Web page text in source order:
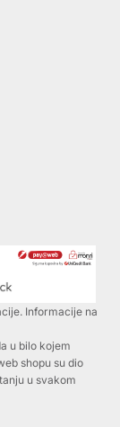
Informacije na
u bilo kojem
shopu su dio
u svakom